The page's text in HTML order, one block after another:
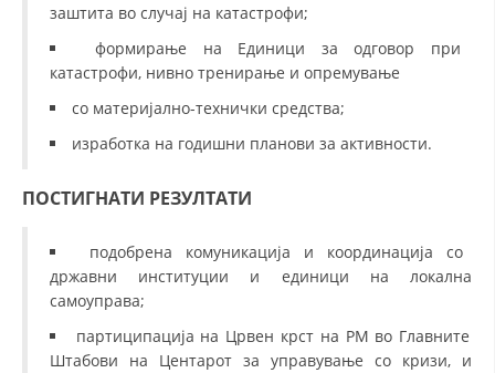
заштита во случај на катастрофи;
формирање на Единици за одговор при
катастрофи, нивно тренирање и опремување
со материјално-технички средства;
изработка на годишни планови за активности.
ПОСТИГНАТИ РЕЗУЛТАТИ
подобрена комуникација и координација со
државни институции и единици на локална
самоуправа;
партиципација на Црвен крст на РМ во Главните
Штабови на Центарот за управување со кризи, и